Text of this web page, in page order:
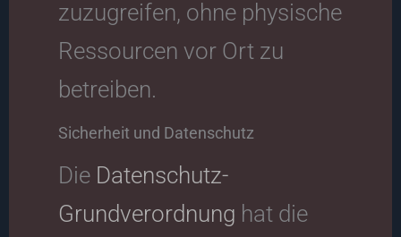
zuzugreifen, ohne physische
Ressourcen vor Ort zu
betreiben.
Sicherheit und Datenschutz
Die Datenschutz-
Grundverordnung hat die